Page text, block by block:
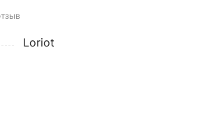
Loriot